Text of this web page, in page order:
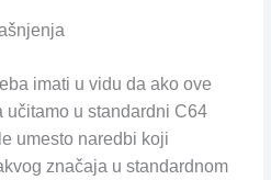
imati u vidu da ako ove
učitamo u standardni C64
umesto naredbi koji
značaja u standardnom